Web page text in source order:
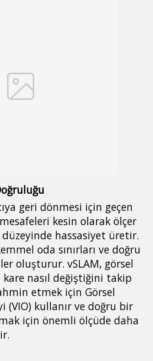
geri dönmesi için geçen
kesin olarak ölçer
hassasiyet üretir.
oda sınırları ve doğru
oluşturur. vSLAM, görsel
nasıl değiştiğini takip
etmek için Görsel
kullanır ve doğru bir
için önemli ölçüde daha